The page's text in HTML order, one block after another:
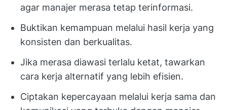
agar manajer merasa tetap terinformasi.
Buktikan kemampuan melalui hasil kerja yang
konsisten dan berkualitas.
Jika merasa diawasi terlalu ketat, tawarkan
cara kerja alternatif yang lebih efisien.
Ciptakan kepercayaan melalui kerja sama dan